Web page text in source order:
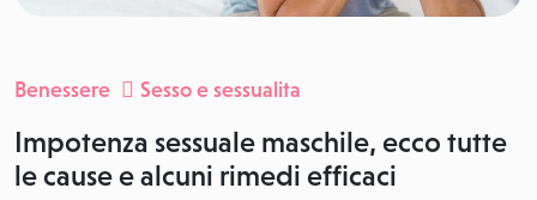
Benessere Sesso e sessualita
Impotenza sessuale maschile, ecco tutte
le cause e alcuni rimedi efficaci